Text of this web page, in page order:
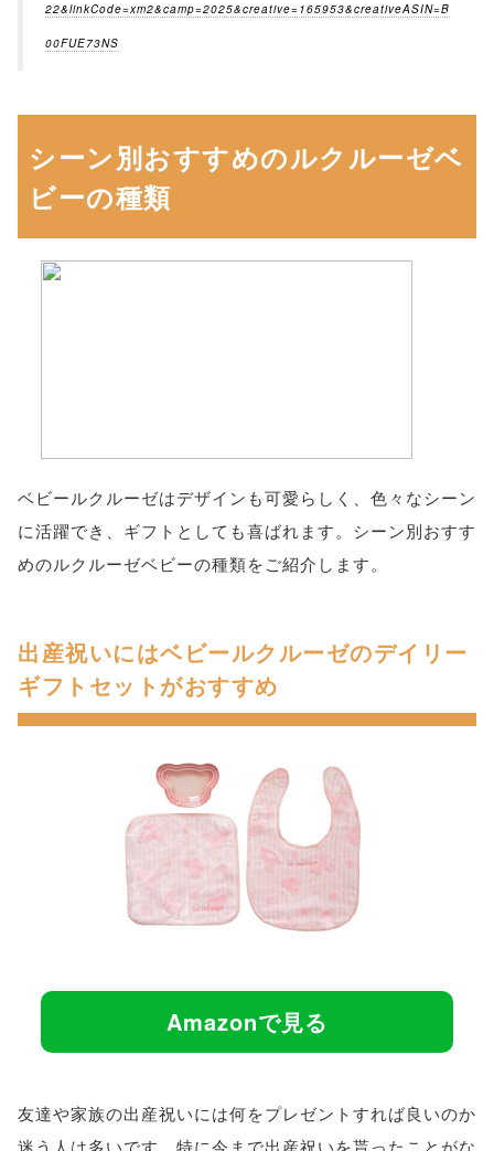
22&linkCode=xm2&camp=2025&creative=165953&creativeASIN=B
00FUE73NS
シーン別おすすめのルクルーゼベ
ビーの種類
ベビールクルーゼはデザインも可愛らしく、色々なシーン
に活躍でき、ギフトとしても喜ばれます。シーン別おすす
めのルクルーゼベビーの種類をご紹介します。
出産祝いにはベビールクルーゼのデイリー
ギフトセットがおすすめ
Amazonで見る
友達や家族の出産祝いには何をプレゼントすれば良いのか
迷う人は多いです。特に今まで出産祝いを貰ったことがな